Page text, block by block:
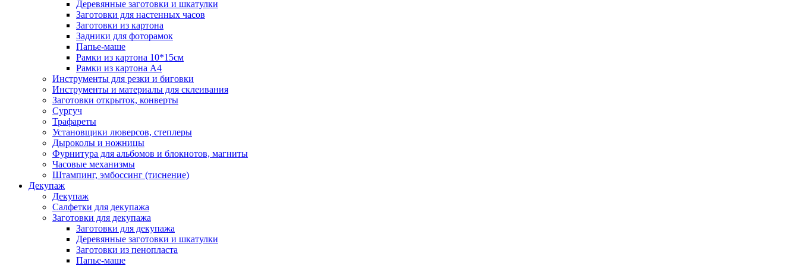
Деревянные заготовки и шкатулки
Заготовки для настенных часов
Заготовки из картона
Задники для фоторамок
Папье-маше
Рамки из картона 10*15см
Рамки из картона А4
Инструменты для резки и биговки
Инструменты и материалы для склеивания
Заготовки открыток, конверты
Сургуч
Трафареты
Установщики люверсов, степлеры
Дыроколы и ножницы
Фурнитура для альбомов и блокнотов, магниты
Часовые механизмы
Штампинг, эмбоссинг (тиснение)
Декупаж
Декупаж
Салфетки для декупажа
Заготовки для декупажа
Заготовки для декупажа
Деревянные заготовки и шкатулки
Заготовки из пенопласта
Папье-маше